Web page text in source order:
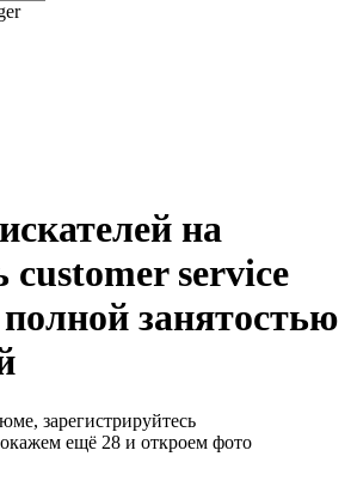
на
customer service
занятостью
зарегистрируйтесь
ещё 28 и откроем фото